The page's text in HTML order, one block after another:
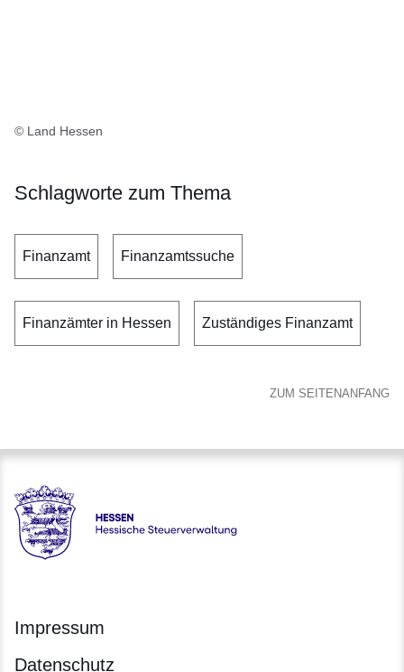
© Land Hessen
Schlagworte zum Thema
Finanzamt Finanzamtssuche
Finanzämter in Hessen Zuständiges Finanzamt
ZUM SEITENANFANG
Hessen - Hessische Steuerverwaltung
Impressum
Datenschutz